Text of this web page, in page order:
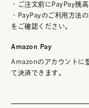
・ご注文前にPayPay残
・PayPayのご利用方法
をご確認ください。
Amazon Pay
Amazonのアカウントに
て決済できます。